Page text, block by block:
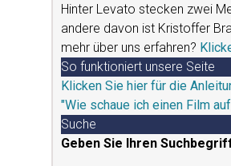
Hinter Levato stecken zwei
andere davon ist Kristoffer
mehr über uns erfahren?
So funktioniert unsere Seite
Klicken Sie hier für die
"Wie schaue ich einen Film
Suche
Geben Sie Ihren